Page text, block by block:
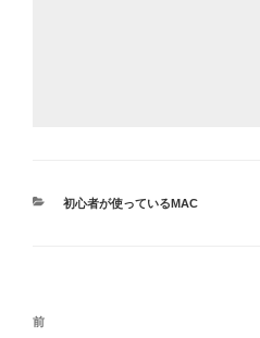
カ
初心者が使っているMAC
投
前
前